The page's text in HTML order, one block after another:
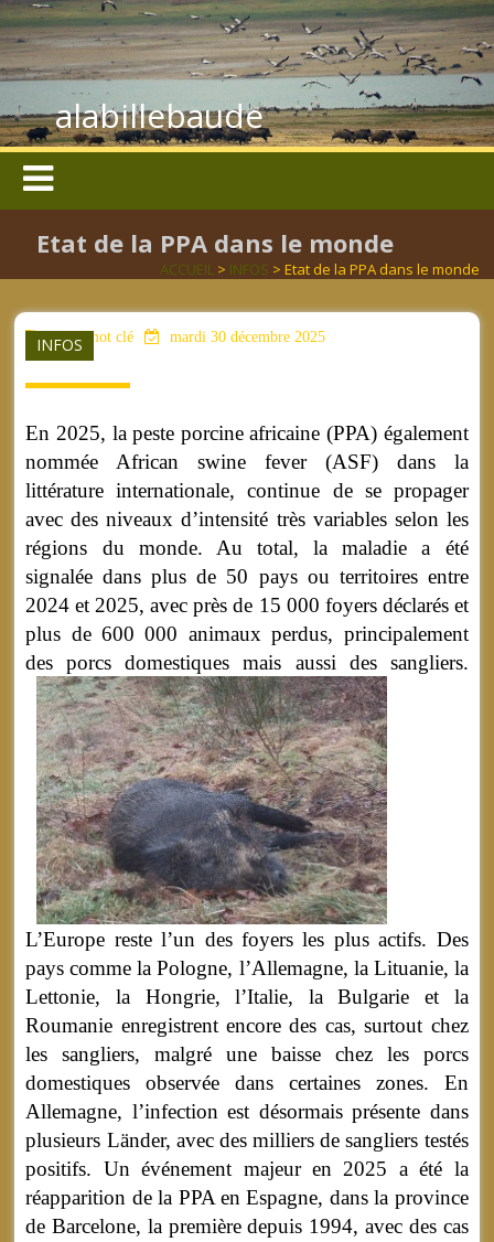
alabillebaude
Etat de la PPA dans le monde
ACCUEIL> INFOS > Etat de la PPA dans le monde
INFOS
aucun mot clé mardi 30 décembre 2025
En 2025, la peste porcine africaine (PPA) également
nommée African swine fever (ASF) dans la
littérature internationale, continue de se propager
avec des niveaux d’intensité très variables selon les
régions du monde. Au total, la maladie a été
signalée dans plus de 50 pays ou territoires entre
2024 et 2025, avec près de 15 000 foyers déclarés et
plus de 600 000 animaux perdus, principalement
des porcs domestiques mais aussi des sangliers.
L’Europe reste l’un des foyers les plus actifs. Des
pays comme la Pologne, l’Allemagne, la Lituanie, la
Lettonie, la Hongrie, l’Italie, la Bulgarie et la
Roumanie enregistrent encore des cas, surtout chez
les sangliers, malgré une baisse chez les porcs
domestiques observée dans certaines zones. En
Allemagne, l’infection est désormais présente dans
plusieurs Länder, avec des milliers de sangliers testés
positifs. Un événement majeur en 2025 a été la
réapparition de la PPA en Espagne, dans la province
de Barcelone, la première depuis 1994, avec des cas